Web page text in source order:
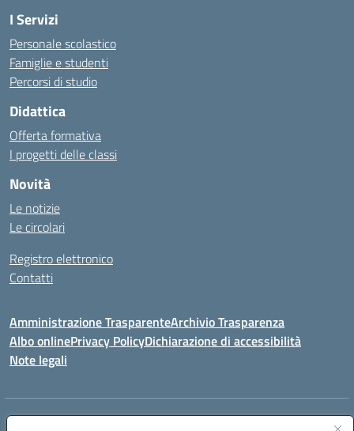
I Servizi
Personale scolastico
Famiglie e studenti
Percorsi di studio
Didattica
Offerta formativa
I progetti delle classi
Novità
Le notizie
Le circolari
Registro elettronico
Contatti
Amministrazione TrasparenteArchivio Trasparenza
Albo onlinePrivacy PolicyDichiarazione di accessibilità
Note legali
Indirizzo: